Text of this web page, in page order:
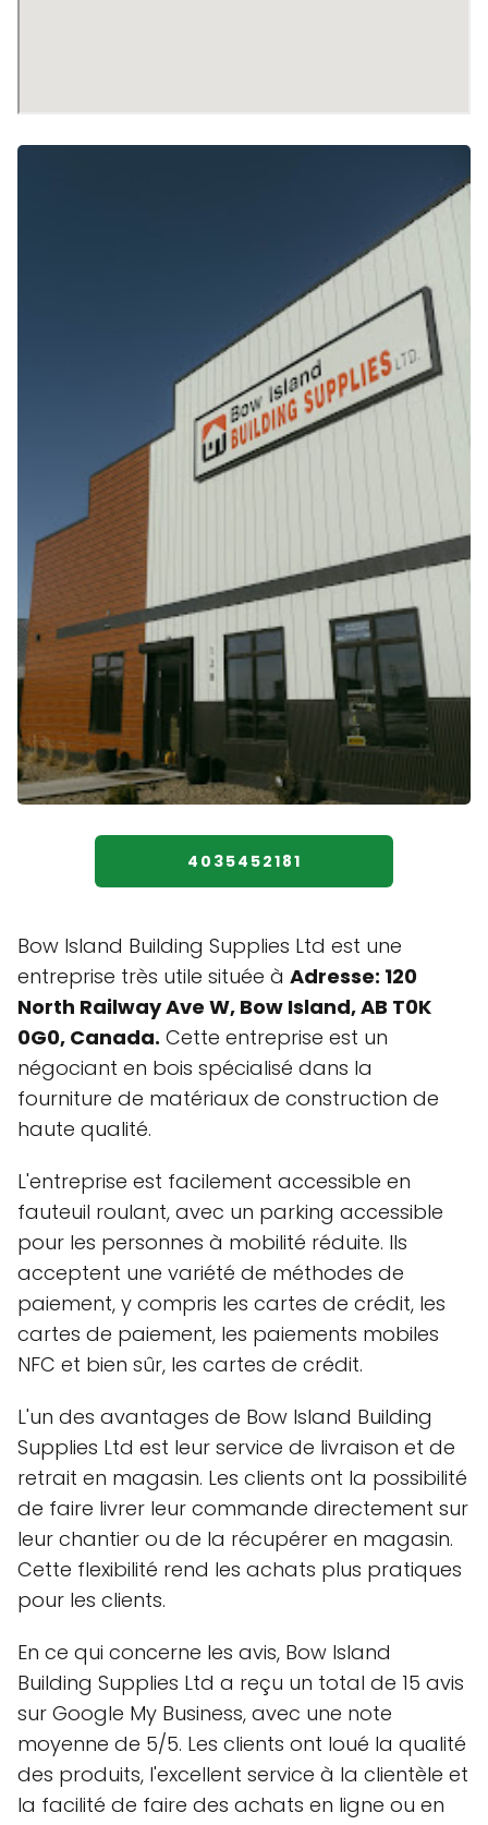
4035452181
Bow Island Building Supplies Ltd est une
entreprise très utile située à Adresse: 120
North Railway Ave W, Bow Island, AB T0K
0G0, Canada. Cette entreprise est un
négociant en bois spécialisé dans la
fourniture de matériaux de construction de
haute qualité.
L'entreprise est facilement accessible en
fauteuil roulant, avec un parking accessible
pour les personnes à mobilité réduite. Ils
acceptent une variété de méthodes de
paiement, y compris les cartes de crédit, les
cartes de paiement, les paiements mobiles
NFC et bien sûr, les cartes de crédit.
L'un des avantages de Bow Island Building
Supplies Ltd est leur service de livraison et de
retrait en magasin. Les clients ont la possibilité
de faire livrer leur commande directement sur
leur chantier ou de la récupérer en magasin.
Cette flexibilité rend les achats plus pratiques
pour les clients.
En ce qui concerne les avis, Bow Island
Building Supplies Ltd a reçu un total de 15 avis
sur Google My Business, avec une note
moyenne de 5/5. Les clients ont loué la qualité
des produits, l'excellent service à la clientèle et
la facilité de faire des achats en ligne ou en